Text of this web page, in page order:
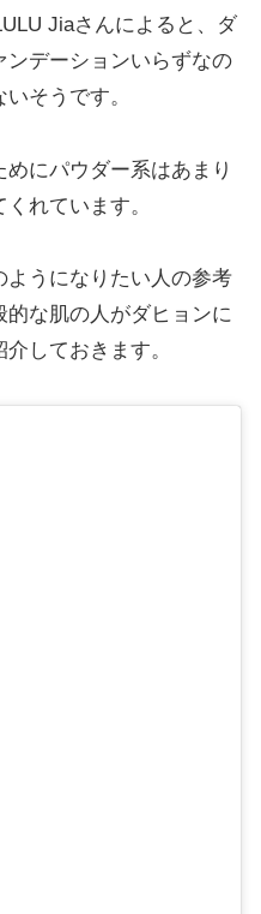
Jiaさんによると、ダ
ンデーションいらずなの
そうです。
にパウダー系はあまり
れています。
ようになりたい人の参考
な肌の人がダヒョンに
しておきます。